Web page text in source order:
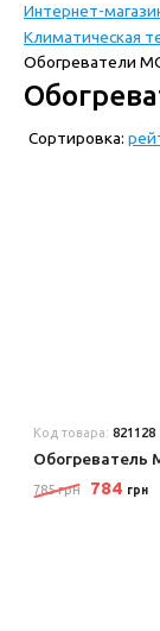
Интернет-
Климатическая
Обогреватели
Сортировка:
Код товара:821128
Обогреватель
785 грн 784 грн